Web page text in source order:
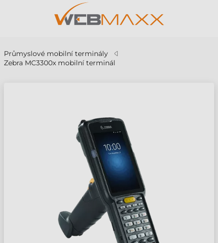
Průmyslové mobilní terminály
Zebra MC3300x mobilní terminál